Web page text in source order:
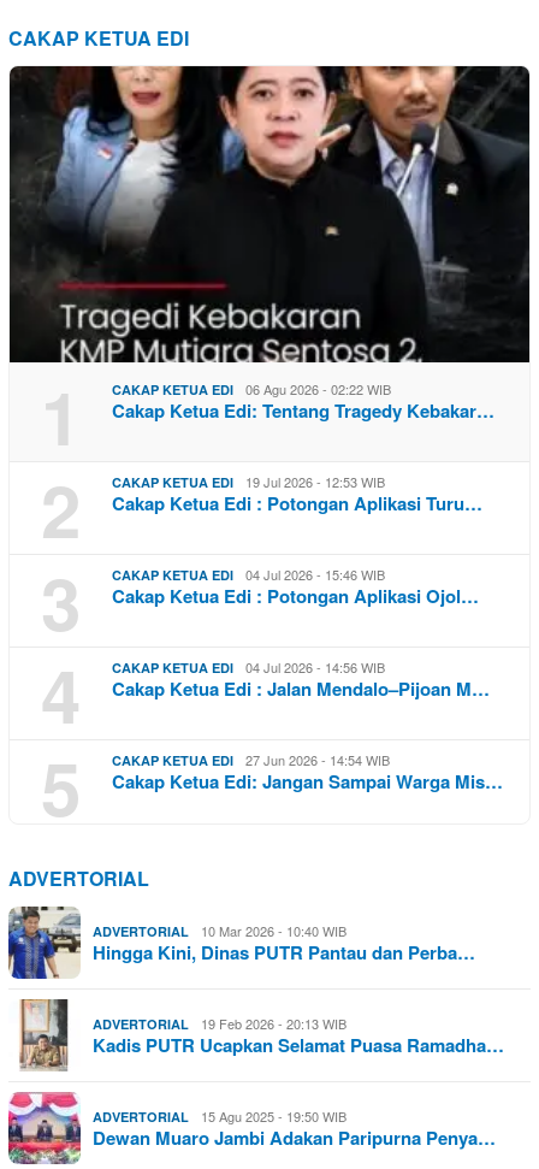
CAKAP KETUA EDI
1 CAKAP KETUA EDI 06 Agu 2026 - 02:22 WIB
Cakap Ketua Edi: Tentang Tragedy Kebakar…
2 CAKAP KETUA EDI 19 Jul 2026 - 12:53 WIB
Cakap Ketua Edi : Potongan Aplikasi Turu…
3 CAKAP KETUA EDI 04 Jul 2026 - 15:46 WIB
Cakap Ketua Edi : Potongan Aplikasi Ojol…
4 CAKAP KETUA EDI 04 Jul 2026 - 14:56 WIB
Cakap Ketua Edi : Jalan Mendalo–Pijoan M…
5 CAKAP KETUA EDI 27 Jun 2026 - 14:54 WIB
Cakap Ketua Edi: Jangan Sampai Warga Mis…
ADVERTORIAL
ADVERTORIAL 10 Mar 2026 - 10:40 WIB
Hingga Kini, Dinas PUTR Pantau dan Perba…
ADVERTORIAL 19 Feb 2026 - 20:13 WIB
Kadis PUTR Ucapkan Selamat Puasa Ramadha…
ADVERTORIAL 15 Agu 2025 - 19:50 WIB
Dewan Muaro Jambi Adakan Paripurna Penya…